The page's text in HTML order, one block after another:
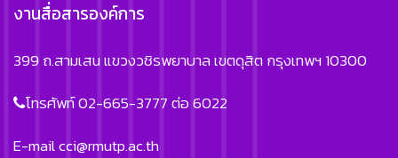
งานสื่อสารองค์การ
399 ถ.สามเสน แขวงวชิรพยาบาล เขตดุสิต กรุงเทพฯ 10300
โทรศัพท์ 02-665-3777 ต่อ 6022
E-mailcci@rmutp.ac.th